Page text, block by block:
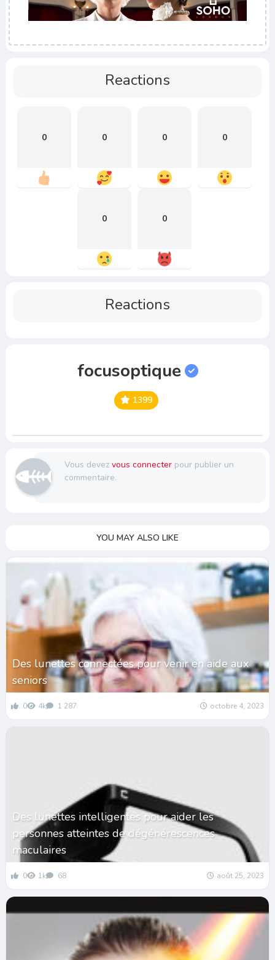
Reactions
0 0 0 0
0 0
Reactions
focusoptique
1399
Vous devez vous connecterpour publier un
commentaire.
YOU MAY ALSO LIKE
Des lunettes connectées pour venir en aide aux
seniors
0 4k 1 287 octobre 4, 2023
Des lunettes intelligentes pour aider les
personnes atteintes de dégénérescences
maculaires
0 1k 68 août 25, 2023